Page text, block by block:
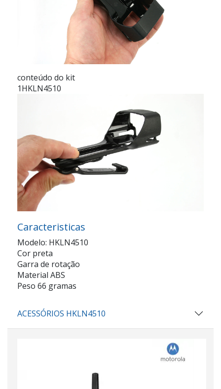
conteúdo do kit
1HKLN4510
Caracteristicas
Modelo: HKLN4510
Cor preta
Garra de rotação
Material ABS
Peso 66 gramas
ACESSÓRIOS HKLN4510